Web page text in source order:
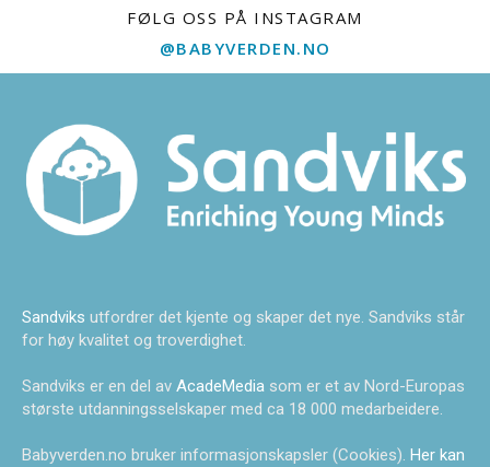
FØLG OSS PÅ INSTAGRAM
@BABYVERDEN.NO
Sandviks utfordrer det kjente og skaper det nye. Sandviks står
for høy kvalitet og troverdighet.
Sandviks er en del av AcadeMedia som er et av Nord-Europas
største utdanningsselskaper med ca 18 000 medarbeidere.
Babyverden.no bruker informasjonskapsler (Cookies). Her kan